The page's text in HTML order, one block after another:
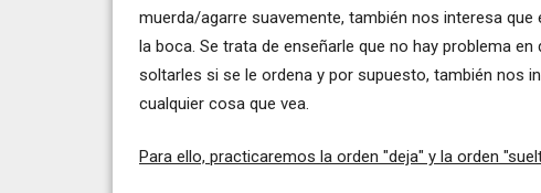
muerda/agarre suavemente, también nos interesa
la boca. Se trata de enseñarle que no hay problema
soltarles si se le ordena y por supuesto, también nos
cualquier cosa que vea.
Para ello, practicaremos la orden "deja" y la orden